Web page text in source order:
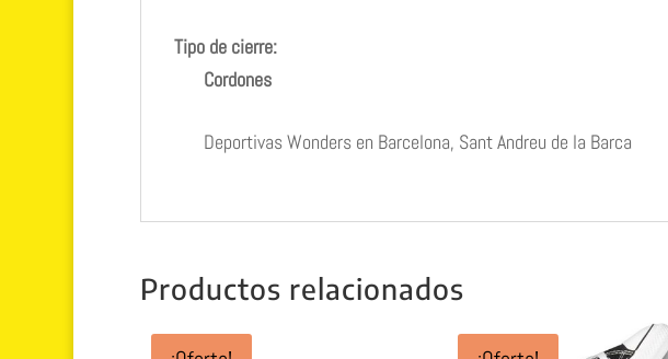
Tipo de cierre:
Cordones
Deportivas Wonders en Barcelona, Sant Andreu de la Barca
Productos relacionados